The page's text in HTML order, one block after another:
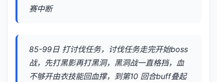
赛中断
85-99日 打讨伐任务，讨伐任务走完开始boss
战，先打黑影再打黑洞，黑洞战一直格挡，血
不够开由衣技能回血撑，到第10 回合buff叠起